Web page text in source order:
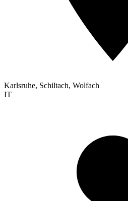
Karlsruhe, Schiltach, Wolfach
IT